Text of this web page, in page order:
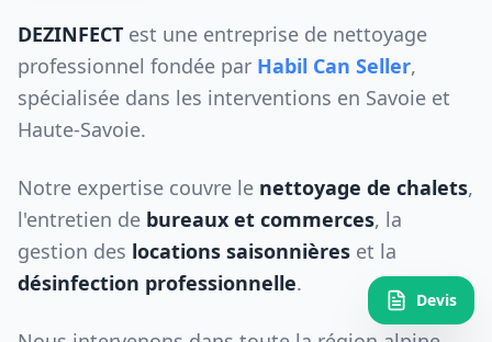
DEZINFECT est une entreprise de nettoyage
professionnel fondée par Habil Can Seller,
spécialisée dans les interventions en Savoie et
Haute-Savoie.
Notre expertise couvre le nettoyage de chalets,
l'entretien de bureaux et commerces, la
gestion des locations saisonnières et la
désinfection professionnelle.
Devis